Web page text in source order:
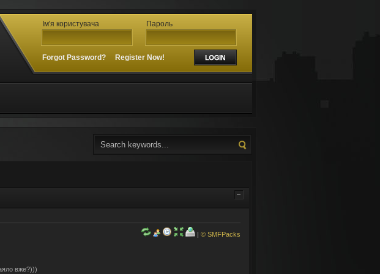
Ім'я користувача Пароль
Forgot Password? Register Now!
| © SMFPacks
вже?)))